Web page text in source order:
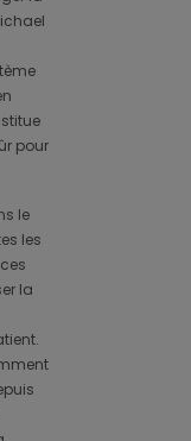
pour
le
les
la